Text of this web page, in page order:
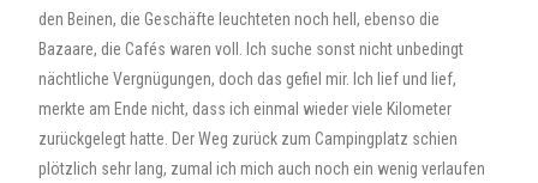
den Beinen, die Geschäfte leuchteten noch hell, ebenso die
Bazaare, die Cafés waren voll. Ich suche sonst nicht unbedingt
nächtliche Vergnügungen, doch das gefiel mir. Ich lief und lief,
merkte am Ende nicht, dass ich einmal wieder viele Kilometer
zurückgelegt hatte. Der Weg zurück zum Campingplatz schien
plötzlich sehr lang, zumal ich mich auch noch ein wenig verlaufen